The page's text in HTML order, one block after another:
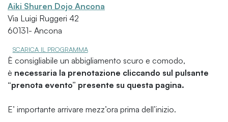
Aiki Shuren Dojo Ancona
Via Luigi Ruggeri 42
60131- Ancona
SCARICA IL PROGRAMMA
È consigliabile un abbigliamento scuro e comodo,
è necessaria la prenotazione cliccando sul pulsante
“prenota evento” presente su questa pagina.
E’ importante arrivare mezz’ora prima dell’inizio.